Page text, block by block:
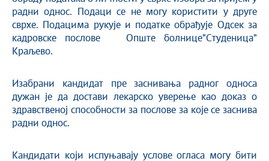
радни однос. Подаци се не могу користити у друге
сврхе. Подацима рукује и податке обрађује Одсек за
кадровске послове Опште болнице"Студеница"
Краљево.
Изабрани кандидат пре заснивања радног односа
дужан је да достави лекарско уверење као доказ о
здравственој способности за послове за које се заснива
радни однос.
Кандидати који испуњавају услове огласа могу бити